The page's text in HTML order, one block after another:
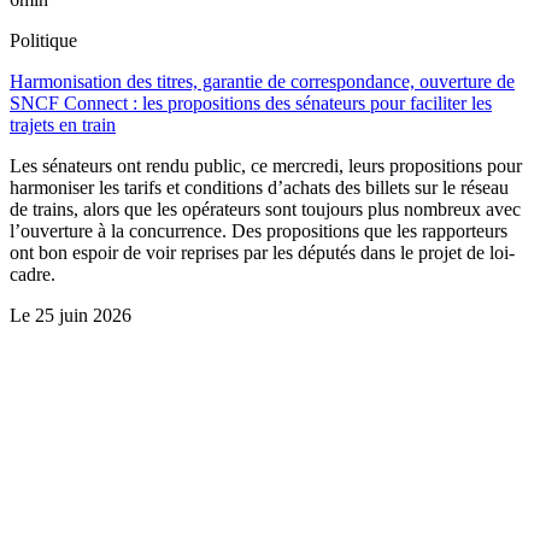
Politique
Harmonisation des titres, garantie de correspondance, ouverture de
SNCF Connect : les propositions des sénateurs pour faciliter les
trajets en train
Les sénateurs ont rendu public, ce mercredi, leurs propositions pour
harmoniser les tarifs et conditions d’achats des billets sur le réseau
de trains, alors que les opérateurs sont toujours plus nombreux avec
l’ouverture à la concurrence. Des propositions que les rapporteurs
ont bon espoir de voir reprises par les députés dans le projet de loi-
cadre.
Le 25 juin 2026